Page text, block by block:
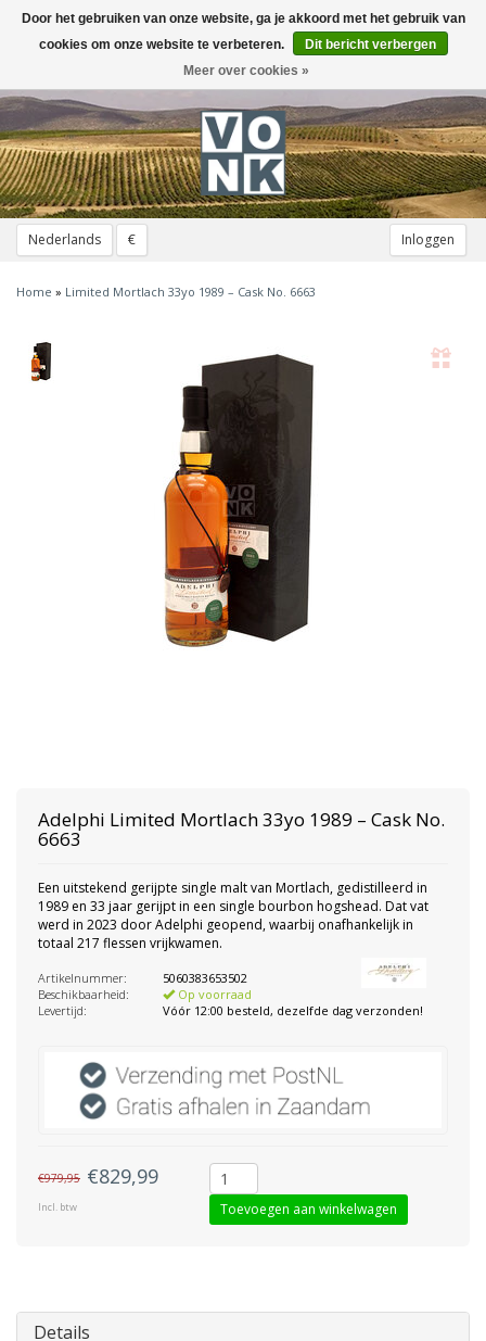
Nederlands € Inloggen
Toggle
navigation
Home » Limited Mortlach 33yo 1989 – Cask No. 6663
Adelphi Limited Mortlach 33yo 1989 – Cask No.
6663
Een uitstekend gerijpte single malt van Mortlach, gedistilleerd in
1989 en 33 jaar gerijpt in een single bourbon hogshead. Dat vat
werd in 2023 door Adelphi geopend, waarbij onafhankelijk in
totaal 217 flessen vrijkwamen.
Artikelnummer:
5060383653502
Beschikbaarheid:
Op voorraad
Levertijd:
Vóór 12:00 besteld, dezelfde dag verzonden!
€979,95 €829,99
Incl. btw Toevoegen aan winkelwagen
Details
Door het gebruiken van onze website, ga je akkoord met het gebruik van
cookies om onze website te verbeteren.
Dit bericht verbergen
Meer over cookies »